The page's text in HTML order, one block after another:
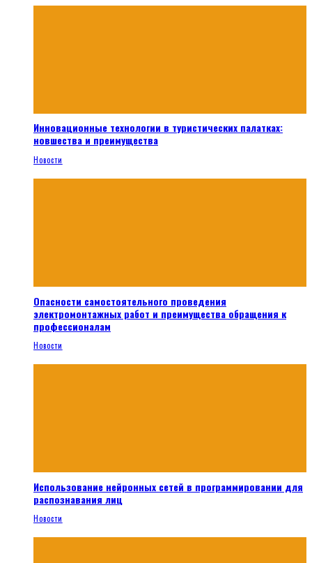
Инновационные технологии в туристических палатках:
новшества и преимущества
Новости
Опасности самостоятельного проведения
электромонтажных работ и преимущества обращения к
профессионалам
Новости
Использование нейронных сетей в программировании для
распознавания лиц
Новости